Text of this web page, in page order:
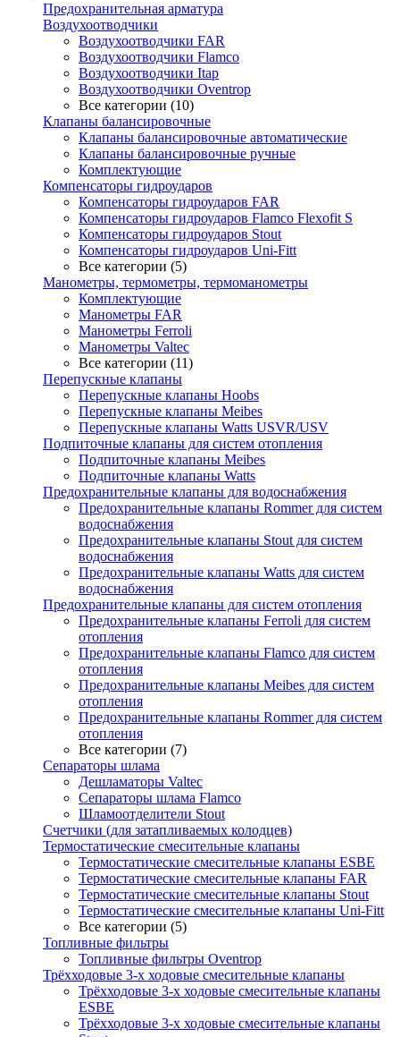
Предохранительная арматура
Воздухоотводчики
Воздухоотводчики FAR
Воздухоотводчики Flamco
Воздухоотводчики Itap
Воздухоотводчики Oventrop
Все категории (10)
Клапаны балансировочные
Клапаны балансировочные автоматические
Клапаны балансировочные ручные
Комплектующие
Компенсаторы гидроударов
Компенсаторы гидроударов FAR
Компенсаторы гидроударов Flamco Flexofit S
Компенсаторы гидроударов Stout
Компенсаторы гидроударов Uni-Fitt
Все категории (5)
Манометры, термометры, термоманометры
Комплектующие
Манометры FAR
Манометры Ferroli
Манометры Valtec
Все категории (11)
Перепускные клапаны
Перепускные клапаны Hoobs
Перепускные клапаны Meibes
Перепускные клапаны Watts USVR/USV
Подпиточные клапаны для систем отопления
Подпиточные клапаны Meibes
Подпиточные клапаны Watts
Предохранительные клапаны для водоснабжения
Предохранительные клапаны Rommer для систем
водоснабжения
Предохранительные клапаны Stout для систем
водоснабжения
Предохранительные клапаны Watts для систем
водоснабжения
Предохранительные клапаны для систем отопления
Предохранительные клапаны Ferroli для систем
отопления
Предохранительные клапаны Flamco для систем
отопления
Предохранительные клапаны Meibes для систем
отопления
Предохранительные клапаны Rommer для систем
отопления
Все категории (7)
Сепараторы шлама
Дешламаторы Valtec
Сепараторы шлама Flamco
Шламоотделители Stout
Счетчики (для затапливаемых колодцев)
Термостатические смесительные клапаны
Термостатические смесительные клапаны ESBE
Термостатические смесительные клапаны FAR
Термостатические смесительные клапаны Stout
Термостатические смесительные клапаны Uni-Fitt
Все категории (5)
Топливные фильтры
Топливные фильтры Oventrop
Трёхходовые 3-х ходовые смесительные клапаны
Трёхходовые 3-х ходовые смесительные клапаны
ESBE
Трёхходовые 3-х ходовые смесительные клапаны